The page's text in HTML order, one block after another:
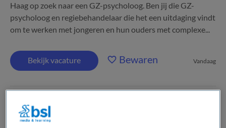
Haag op zoek naar een GZ-psycholoog. Ben jij die GZ-
psycholoog en regiebehandelaar die het een uitdaging vindt
om te werken met jongeren en hun ouders met complexe...
Bekijk vacature Bewaren Vandaag
Gz-psycholoog